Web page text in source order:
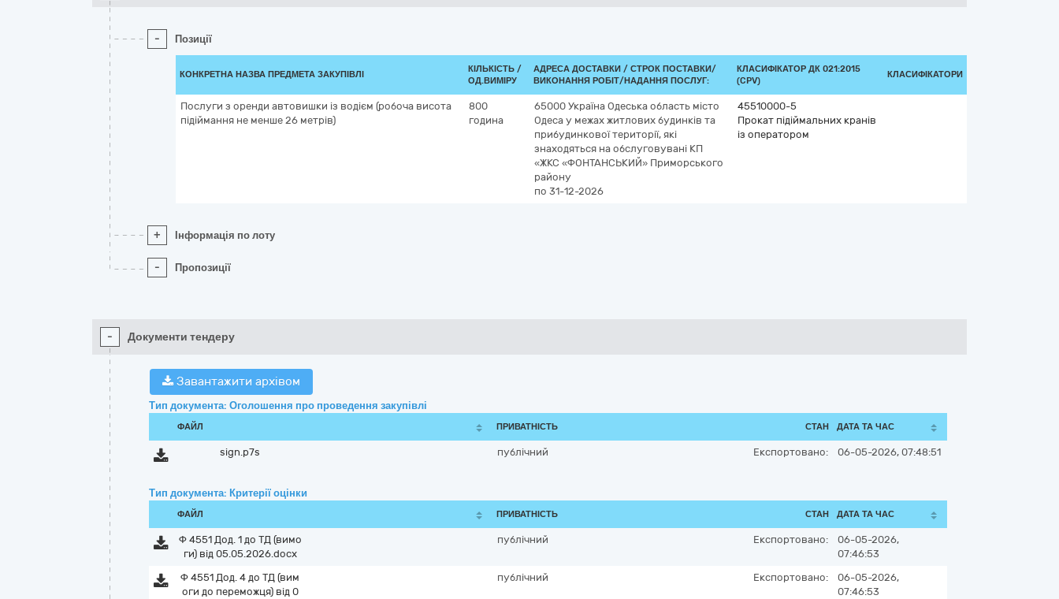
- Позиції
КОНКРЕТНА НАЗВА ПРЕДМЕТА ЗАКУПІВЛІ
КІЛЬКІСТЬ /
ОД.ВИМІРУ
АДРЕСА ДОСТАВКИ / СТРОК ПОСТАВКИ/
ВИКОНАННЯ РОБІТ/НАДАННЯ ПОСЛУГ:
КЛАСИФІКАТОР ДК 021:2015
(CPV)
КЛАСИФІКАТОРИ
Послуги з оренди автовишки із водієм (робоча висота
підіймання не менше 26 метрів)
800
година
65000 Україна Одеська область місто
Одеса у межах житлових будинків та
прибудинкової території, які
знаходяться на обслуговувані КП
«ЖКС «ФОНТАНСЬКИЙ» Приморського
району
по 31-12-2026
45510000-5
Прокат підіймальних кранів
із оператором
+ Інформація по лоту
- Пропозиції
- Документи тендеру
Завантажити архівом
Тип документа: Оголошення про проведення закупівлі
ФАЙЛ ПРИВАТНІСТЬ СТАН ДАТА ТА ЧАС
sign.p7s публічний Експортовано: 06-05-2026, 07:48:51
Тип документа: Критерії оцінки
ФАЙЛ ПРИВАТНІСТЬ СТАН ДАТА ТА ЧАС
Ф 4551 Дод. 1 до ТД (вимо
ги) від 05.05.2026.docx
публічний Експортовано:
06-05-2026,
07:46:53
Ф 4551 Дод. 4 до ТД (вим
оги до переможця) від 0
публічний Експортовано:
06-05-2026,
07:46:53